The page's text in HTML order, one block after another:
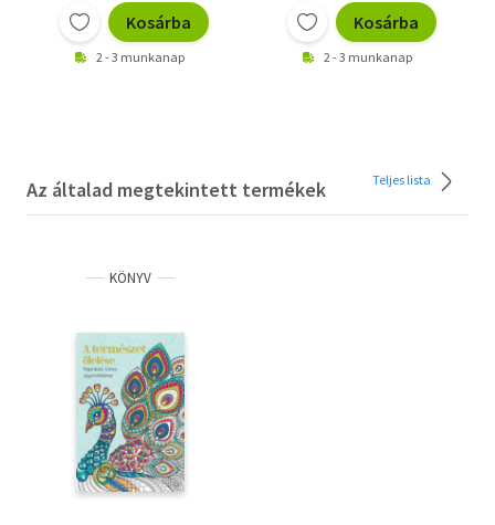
Kosárba
2 - 3 munkanap
Kosárba
2 - 3 munkanap
Az általad megtekintett termékek Teljes lista
KÖNYV